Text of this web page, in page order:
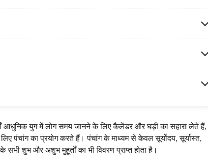
आधुनिक युग में लोग समय जानने के लिए कैलेंडर और घड़ी का सहारा लेते हैं,
पंचांग का प्रयोग करते हैं। पंचांग के माध्यम से केवल सूर्योदय, सूर्यास्त,
सभी शुभ और अशुभ मुहूर्तों का भी विवरण प्राप्त होता है।